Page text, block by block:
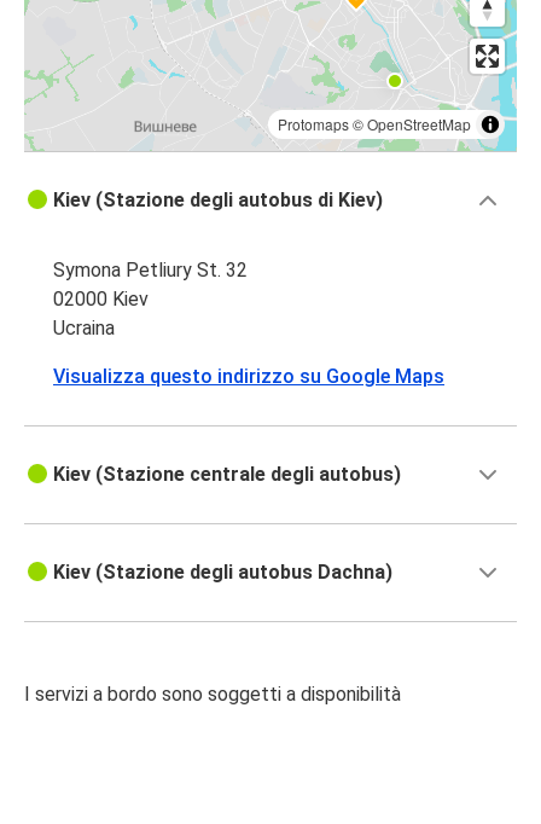
Protomaps©OpenStreetMap
Kiev (Stazione degli autobus di Kiev)
Symona Petliury St. 32
02000 Kiev
Ucraina
Visualizza questo indirizzo su Google Maps
Kiev (Stazione centrale degli autobus)
Kiev (Stazione degli autobus Dachna)
I servizi a bordo sono soggetti a disponibilità